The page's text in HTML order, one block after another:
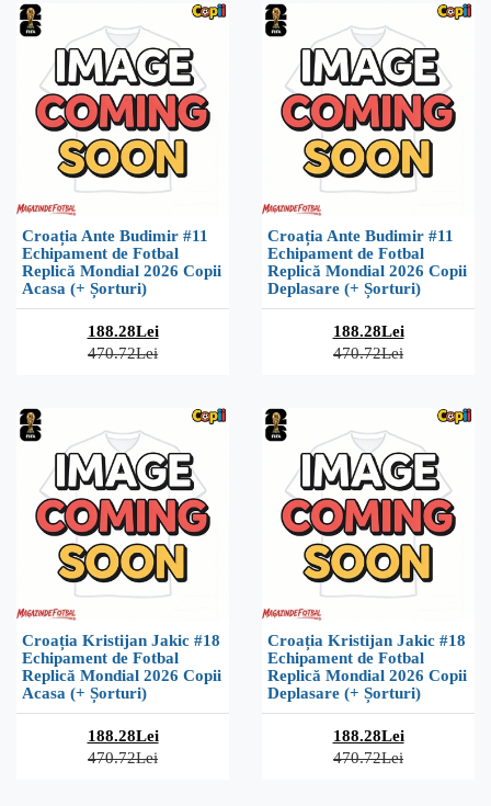
Croația Ante Budimir #11
Echipament de Fotbal
Replică Mondial 2026 Copii
Acasa (+ Șorturi)
188.28Lei
470.72Lei
Croația Ante Budimir #11
Echipament de Fotbal
Replică Mondial 2026 Copii
Deplasare (+ Șorturi)
188.28Lei
470.72Lei
Croația Kristijan Jakic #18
Echipament de Fotbal
Replică Mondial 2026 Copii
Acasa (+ Șorturi)
188.28Lei
470.72Lei
Croația Kristijan Jakic #18
Echipament de Fotbal
Replică Mondial 2026 Copii
Deplasare (+ Șorturi)
188.28Lei
470.72Lei